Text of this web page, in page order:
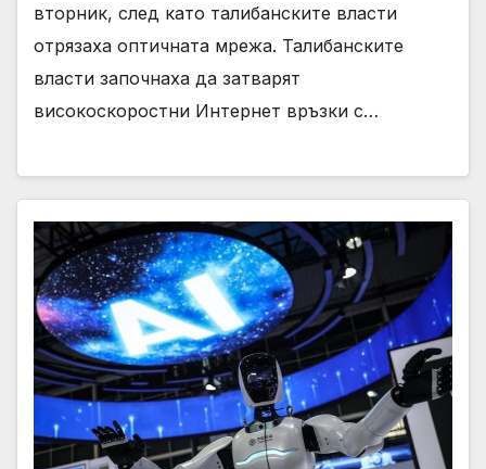
вторник, след като талибанските власти
отрязаха оптичната мрежа. Талибанските
власти започнаха да затварят
високоскоростни Интернет връзки с…